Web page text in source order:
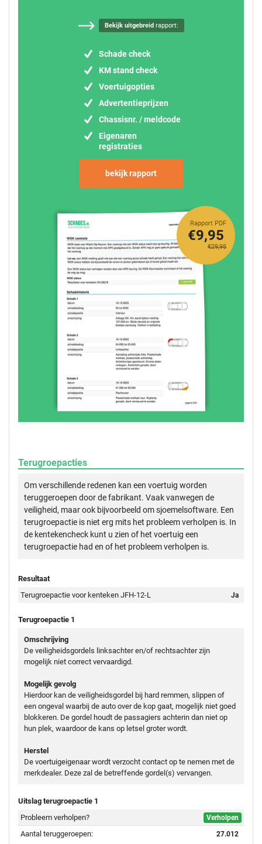
Bekijk uitgebreidrapport:
Schade check
KM stand check
Voertuigopties
Advertentieprijzen
Chassisnr. / meldcode
Eigenaren
registraties
bekijk rapport
Rapport PDF
€29,95
€9,95
Terugroepacties
Om verschillende redenen kan een voertuig worden
teruggeroepen door de fabrikant. Vaak vanwegen de
veiligheid, maar ook bijvoorbeeld om sjoemelsoftware. Een
terugroepactie is niet erg mits het probleem verholpen is. In
de kentekencheck kunt u zien of het voertuig een
terugroepactie had en of het probleem verholpen is.
Resultaat
Terugroepactie voor kenteken JFH-12-L
Ja
Terugroepactie 1
Omschrijving
De veiligheidsgordels linksachter en/of rechtsachter zijn
mogelijk niet correct vervaardigd.
Mogelijk gevolg
Hierdoor kan de veiligheidsgordel bij hard remmen, slippen of
een ongeval waarbij de auto over de kop gaat, mogelijk niet goed
blokkeren. De gordel houdt de passagiers achterin dan niet op
hun plek, waardoor de kans op letsel groter wordt.
Herstel
De voertuigeigenaar wordt verzocht contact op te nemen met de
merkdealer. Deze zal de betreffende gordel(s) vervangen.
Uitslag terugroepactie 1
Probleem verholpen?
Verholpen
Aantal teruggeroepen: 27.012